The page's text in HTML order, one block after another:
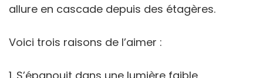
allure en cascade depuis des étagères.
Voici trois raisons de l’aimer :